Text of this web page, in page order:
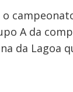
A da
da Lagoa